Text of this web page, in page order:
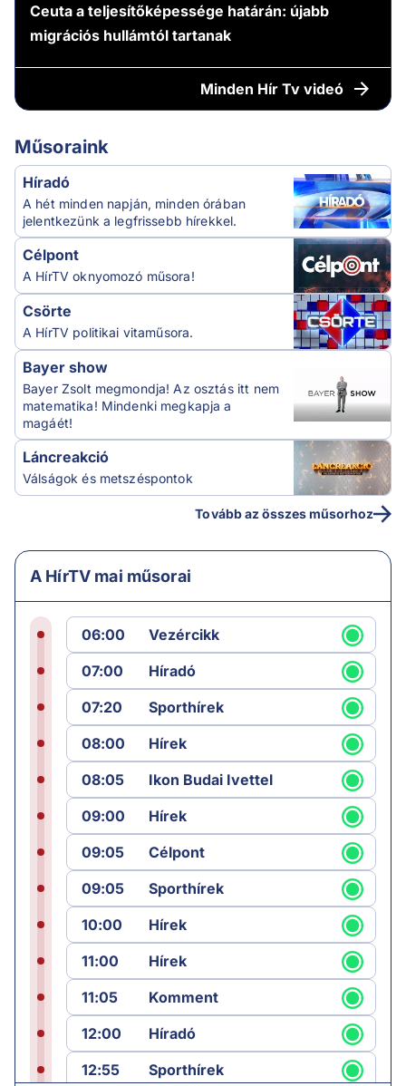
Ceuta a teljesítőképessége határán: újabb
migrációs hullámtól tartanak
Minden Hír Tv videó
Műsoraink
Híradó
A hét minden napján, minden órában
jelentkezünk a legfrissebb hírekkel.
Célpont
A HírTV oknyomozó műsora!
Csörte
A HírTV politikai vitaműsora.
Bayer show
Bayer Zsolt megmondja! Az osztás itt nem
matematika! Mindenki megkapja a
magáét!
Láncreakció
Válságok és metszéspontok
Tovább az összes műsorhoz
A HírTV mai műsorai
06:00
Vezércikk
07:00
Híradó
07:20
Sporthírek
08:00
Hírek
08:05
Ikon Budai Ivettel
09:00
Hírek
09:05
Célpont
09:05
Sporthírek
10:00
Hírek
11:00
Hírek
11:05
Komment
12:00
Híradó
12:55
Sporthírek